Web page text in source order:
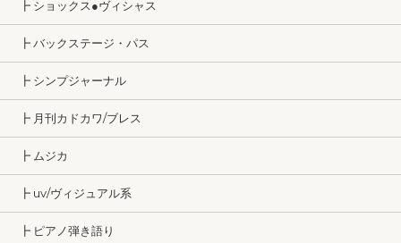
┣ ショックス●ヴィシャス
┣ バックステージ・パス
┣ シンプジャーナル
┣ 月刊カドカワ/ブレス
┣ ムジカ
┣ uv/ヴィジュアル系
┣ ピアノ弾き語り